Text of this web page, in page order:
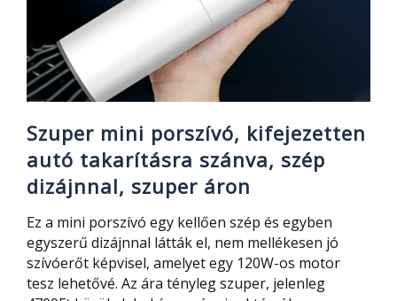
portartály
ürítéssel,
LDS
szenzorral,
több
térkép
készítéssel
Szuper mini porszívó, kifejezetten
autó takarításra szánva, szép
dizájnnal, szuper áron
Ez a mini porszívó egy kellően szép és egyben
egyszerű dizájnnal látták el, nem mellékesen jó
szívóerőt képvisel, amelyet egy 120W-os motor
tesz lehetővé. Az ára tényleg szuper, jelenleg